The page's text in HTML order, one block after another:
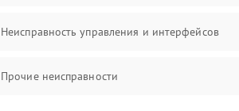
Неисправность управления и интерфейсов
Прочие неисправности